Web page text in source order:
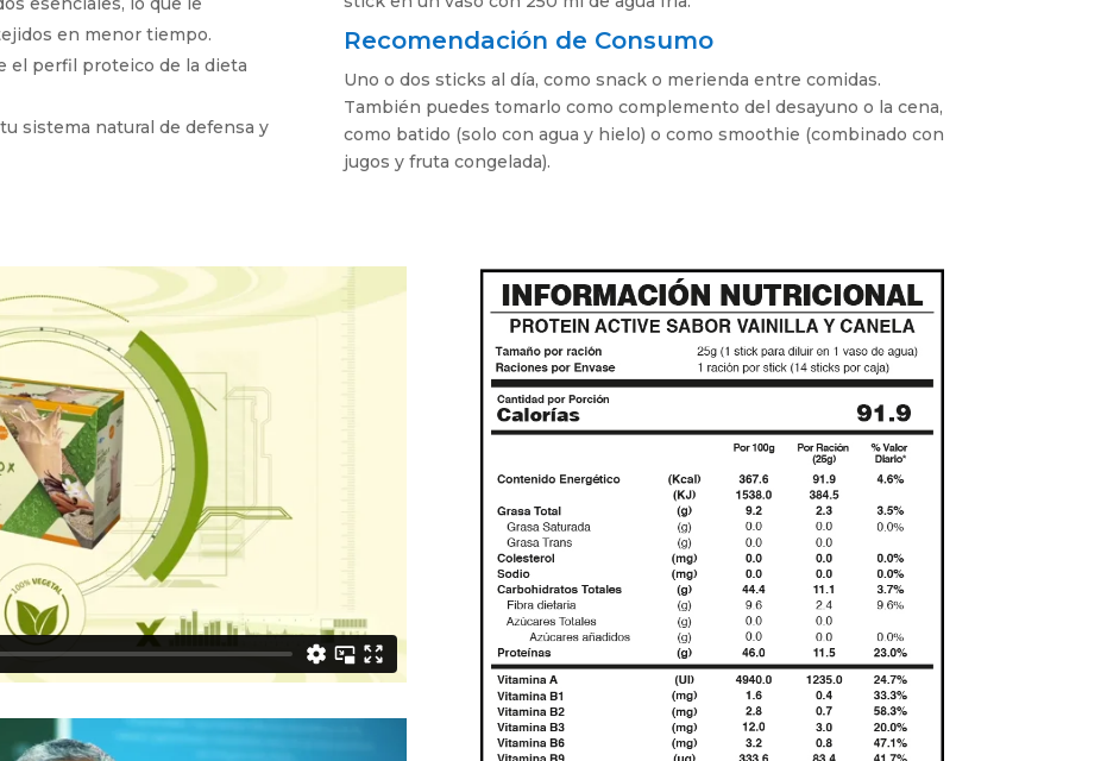
en menor tiempo.
el perfil proteico de la dieta
sistema natural de defensa y
Recomendación de Consumo
Uno o dos sticks al día, como snack o merienda entre comidas.
También puedes tomarlo como complemento del desayuno o la cena,
como batido (solo con agua y hielo) o como smoothie (combinado con
jugos y fruta congelada).